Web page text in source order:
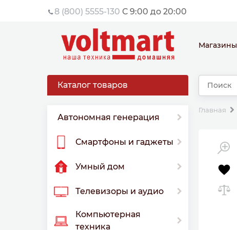
8 (800) 5555-130 С 9:00 до 20:00
Магазины
Каталог товаров
Автономная генерация
Смартфоны и гаджеты
Умный дом
Телевизоры и аудио
Компьютерная
техника
Главная